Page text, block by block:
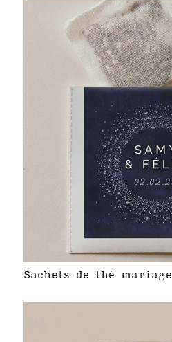
Sachets de thé